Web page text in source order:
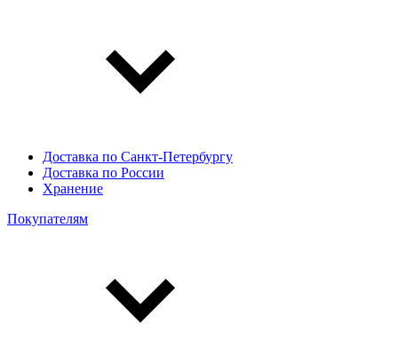
Доставка по Санкт-Петербургу
Доставка по России
Хранение
Покупателям